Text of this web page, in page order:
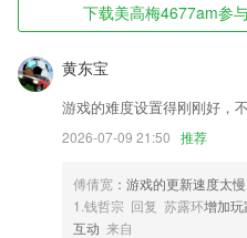
美高梅4677am软件特色
1,用户成为小咖英语的年费会员后
直播课程，从听说读写各个方面全
2,轻轻松松就可以上下架商品，进
3,每次记账，你会知道你今天、这
4,订单对账 员工管理
5,夜视相机：查水表，记读数，不
下载美高梅4677am参
黄东宝
游戏的难度设置得刚刚好，
2026-07-09 21:50 推荐
傅倩宽 ：游戏的更新速度太
1.钱哲宗 回复 苏露环增加
互动 来自